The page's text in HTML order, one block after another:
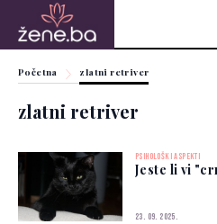
Početna zlatni retriver
zlatni retriver
PSIHOLOŠKI ASPEKTI
Jeste li vi
23. 09. 2025.